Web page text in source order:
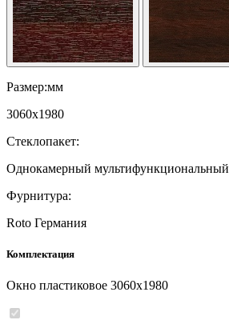
Размер:мм
3060x1980
Стеклопакет:
Однокамерный мультифункциональный
Фурнитура:
Roto Германия
Комплектация
Окно пластиковое 3060x1980